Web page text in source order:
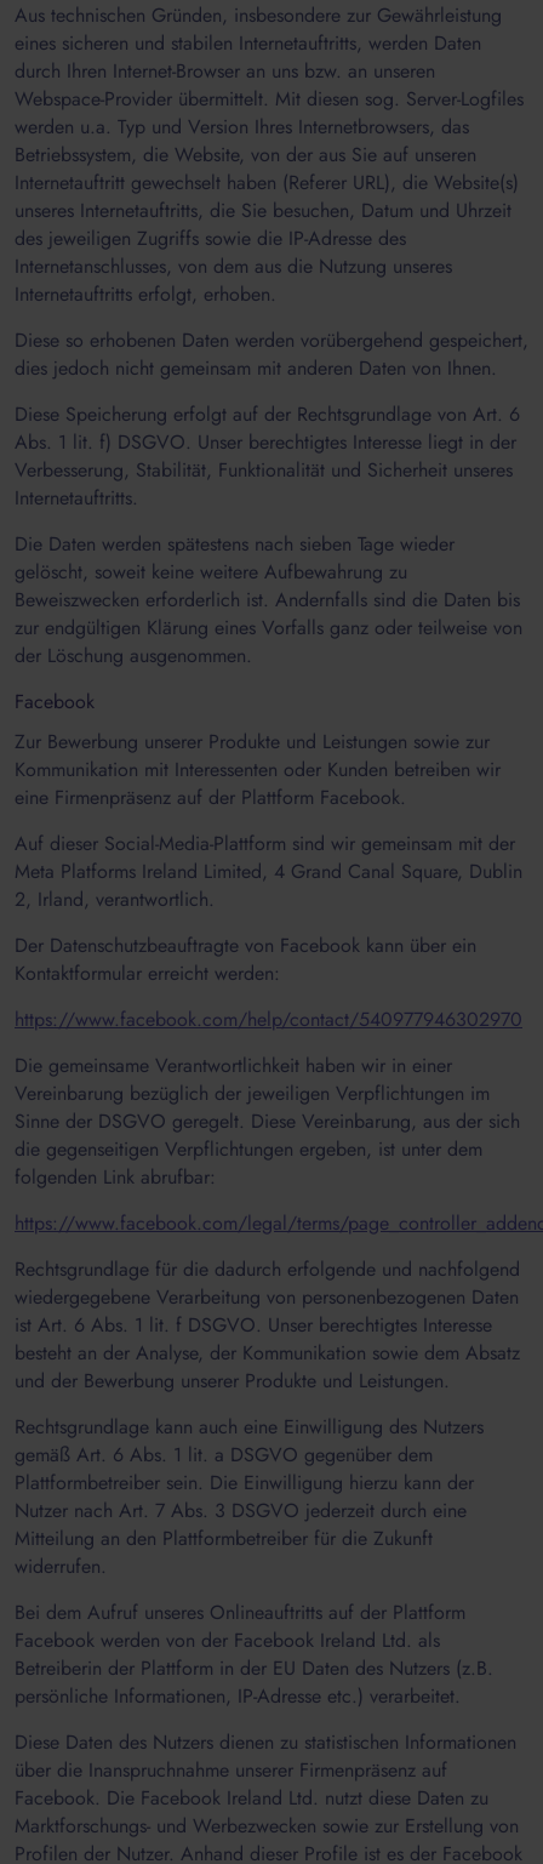
Aus technischen Gründen, insbesondere zur Gewährleistung
eines sicheren und stabilen Internetauftritts, werden Daten
durch Ihren Internet-Browser an uns bzw. an unseren
Webspace-Provider übermittelt. Mit diesen sog. Server-Logfiles
werden u.a. Typ und Version Ihres Internetbrowsers, das
Betriebssystem, die Website, von der aus Sie auf unseren
Internetauftritt gewechselt haben (Referer URL), die Website(s)
unseres Internetauftritts, die Sie besuchen, Datum und Uhrzeit
des jeweiligen Zugriffs sowie die IP-Adresse des
Internetanschlusses, von dem aus die Nutzung unseres
Internetauftritts erfolgt, erhoben.
Diese so erhobenen Daten werden vorübergehend gespeichert,
dies jedoch nicht gemeinsam mit anderen Daten von Ihnen.
Diese Speicherung erfolgt auf der Rechtsgrundlage von Art. 6
Abs. 1 lit. f) DSGVO. Unser berechtigtes Interesse liegt in der
Verbesserung, Stabilität, Funktionalität und Sicherheit unseres
Internetauftritts.
Die Daten werden spätestens nach sieben Tage wieder
gelöscht, soweit keine weitere Aufbewahrung zu
Beweiszwecken erforderlich ist. Andernfalls sind die Daten bis
zur endgültigen Klärung eines Vorfalls ganz oder teilweise von
der Löschung ausgenommen.
Facebook
Zur Bewerbung unserer Produkte und Leistungen sowie zur
Kommunikation mit Interessenten oder Kunden betreiben wir
eine Firmenpräsenz auf der Plattform Facebook.
Auf dieser Social-Media-Plattform sind wir gemeinsam mit der
Meta Platforms Ireland Limited, 4 Grand Canal Square, Dublin
2, Irland, verantwortlich.
Der Datenschutzbeauftragte von Facebook kann über ein
Kontaktformular erreicht werden:
https://www.facebook.com/help/contact/540977946302970
Die gemeinsame Verantwortlichkeit haben wir in einer
Vereinbarung bezüglich der jeweiligen Verpflichtungen im
Sinne der DSGVO geregelt. Diese Vereinbarung, aus der sich
die gegenseitigen Verpflichtungen ergeben, ist unter dem
folgenden Link abrufbar:
https://www.facebook.com/legal/terms/
Rechtsgrundlage für die dadurch erfolgende und nachfolgend
wiedergegebene Verarbeitung von personenbezogenen Daten
ist Art. 6 Abs. 1 lit. f DSGVO. Unser berechtigtes Interesse
besteht an der Analyse, der Kommunikation sowie dem Absatz
und der Bewerbung unserer Produkte und Leistungen.
Rechtsgrundlage kann auch eine Einwilligung des Nutzers
gemäß Art. 6 Abs. 1 lit. a DSGVO gegenüber dem
Plattformbetreiber sein. Die Einwilligung hierzu kann der
Nutzer nach Art. 7 Abs. 3 DSGVO jederzeit durch eine
Mitteilung an den Plattformbetreiber für die Zukunft
widerrufen.
Bei dem Aufruf unseres Onlineauftritts auf der Plattform
Facebook werden von der Facebook Ireland Ltd. als
Betreiberin der Plattform in der EU Daten des Nutzers (z.B.
persönliche Informationen, IP-Adresse etc.) verarbeitet.
Diese Daten des Nutzers dienen zu statistischen Informationen
über die Inanspruchnahme unserer Firmenpräsenz auf
Facebook. Die Facebook Ireland Ltd. nutzt diese Daten zu
Marktforschungs- und Werbezwecken sowie zur Erstellung von
Profilen der Nutzer. Anhand dieser Profile ist es der Facebook